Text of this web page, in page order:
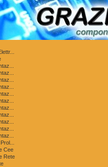
Cee
Rete